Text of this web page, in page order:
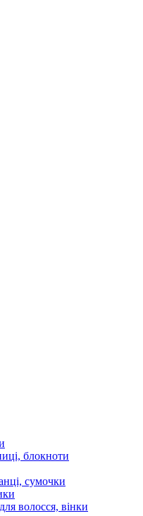
блокноти
сумочки
волосся, вінки